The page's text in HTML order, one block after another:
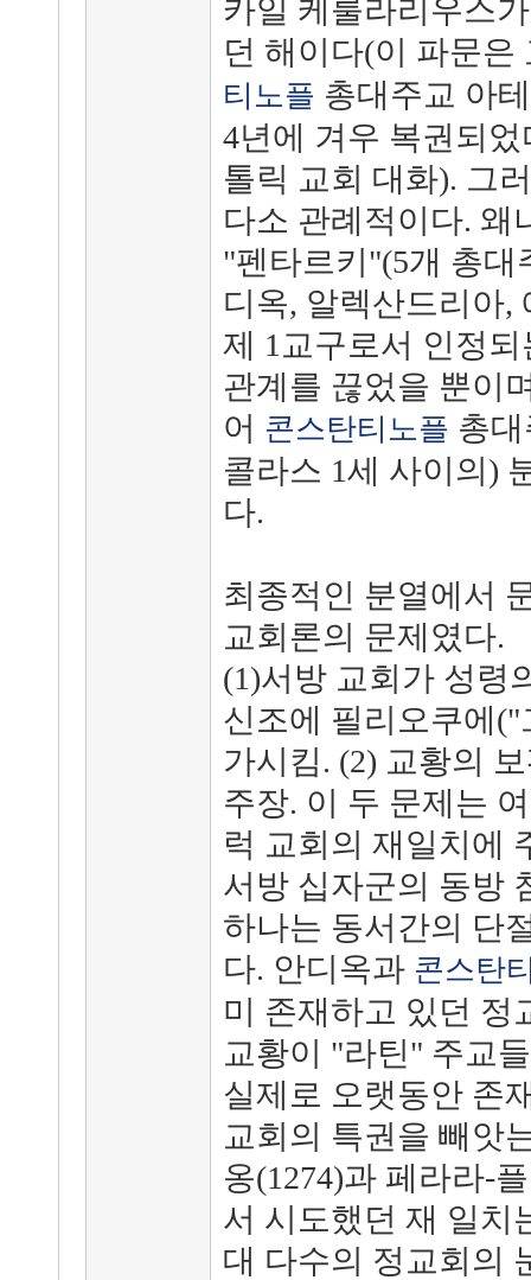
카일 케룰라리우스
던 해이다(이 파문
티노플 총대주교 아
4년에 겨우 복권되
톨릭 교회 대화). 그
다소 관례적이다. 왜
"펜타르키"(5개 총대
디옥, 알렉산드리아,
제 1교구로서 인정
관계를 끊었을 뿐이
어 콘스탄티노플 총
콜라스 1세 사이의)
다.
최종적인 분열에서
교회론의 문제였다.
(1)서방 교회가 성령
신조에 필리오쿠에
가시킴. (2) 교황의
주장. 이 두 문제는
럭 교회의 재일치에
서방 십자군의 동방
하나는 동서간의 단
다. 안디옥과 콘스탄
미 존재하고 있던 정
교황이 "라틴" 주교
실제로 오랫동안 존
교회의 특권을 빼앗
옹(1274)과 페라라-
서 시도했던 재 일치
대 다수의 정교회의